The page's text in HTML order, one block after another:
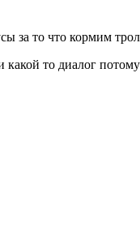
за то что кормим
какой то диалог